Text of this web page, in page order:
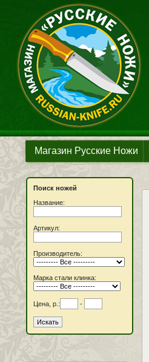
Магазин Русские Ножи
Поиск ножей
Название:
Артикул:
Производитель:
Марка стали клинка:
Цена, р.: -